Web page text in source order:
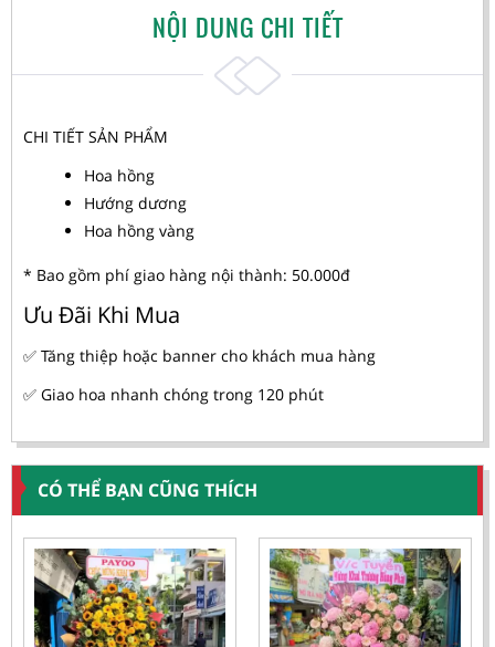
NỘI DUNG CHI TIẾT
CHI TIẾT SẢN PHẨM
Hoa hồng
Hướng dương
Hoa hồng vàng
* Bao gồm phí giao hàng nội thành: 50.000đ
Ưu Đãi Khi Mua
✅ Tăng thiệp hoặc banner cho khách mua hàng
✅ Giao hoa nhanh chóng trong 120 phút
CÓ THỂ BẠN CŨNG THÍCH